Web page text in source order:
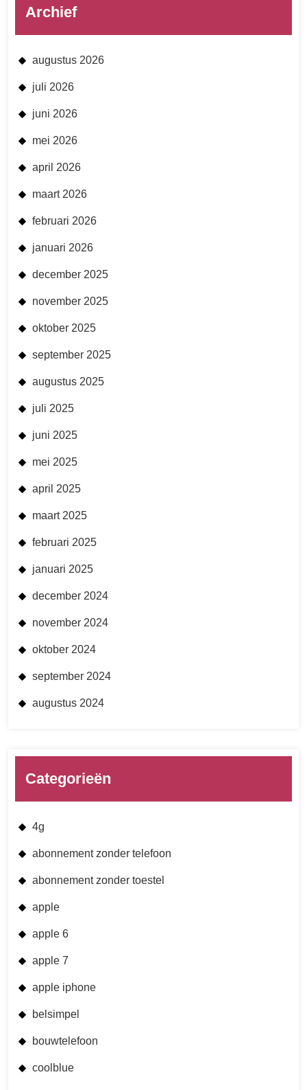
Archief
augustus 2026
juli 2026
juni 2026
mei 2026
april 2026
maart 2026
februari 2026
januari 2026
december 2025
november 2025
oktober 2025
september 2025
augustus 2025
juli 2025
juni 2025
mei 2025
april 2025
maart 2025
februari 2025
januari 2025
december 2024
november 2024
oktober 2024
september 2024
augustus 2024
Categorieën
4g
abonnement zonder telefoon
abonnement zonder toestel
apple
apple 6
apple 7
apple iphone
belsimpel
bouwtelefoon
coolblue